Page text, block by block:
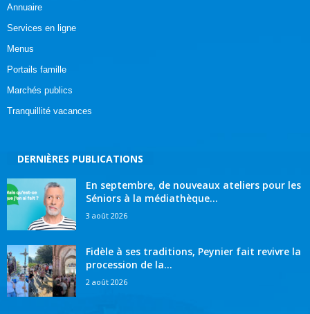
Annuaire
Services en ligne
Menus
Portails famille
Marchés publics
Tranquillité vacances
DERNIÈRES PUBLICATIONS
En septembre, de nouveaux ateliers pour les
Séniors à la médiathèque...
3 août 2026
Fidèle à ses traditions, Peynier fait revivre la
procession de la...
2 août 2026